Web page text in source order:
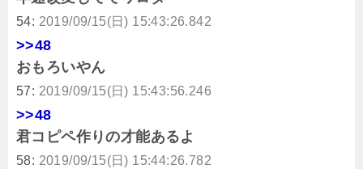
54: 2019/09/15(日) 15:43:26.842
>>48
おもろいやん
57: 2019/09/15(日) 15:43:56.246
>>48
君コピペ作りの才能あるよ
58: 2019/09/15(日) 15:44:26.782